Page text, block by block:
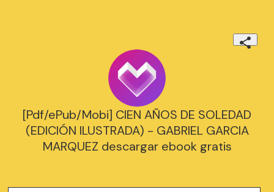
[Pdf/ePub/Mobi] CIEN AÑOS DE SOLEDAD
(EDICIÓN ILUSTRADA) - GABRIEL GARCIA
MARQUEZ descargar ebook gratis